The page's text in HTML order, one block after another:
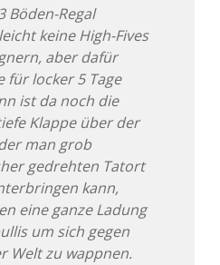
Böden-Regal
keine High-Fives
aber dafür
für locker 5 Tage
ist da noch die
Klappe über der
man grob
gedrehten Tatort
kann,
eine ganze Ladung
um sich gegen
Welt zu wappnen.